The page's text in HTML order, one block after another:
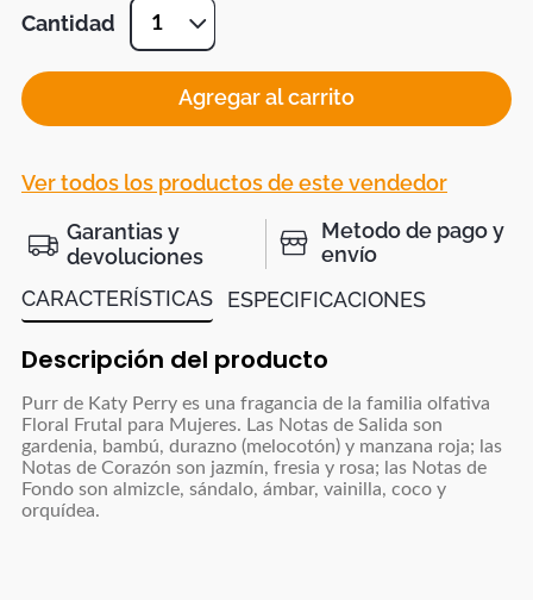
Cantidad 1
Agregar al carrito
Ver todos los productos de este vendedor
Garantias y
devoluciones
Metodo de pago y
envío
CARACTERÍSTICAS
ESPECIFICACIONES
Descripción del producto
Purr de Katy Perry es una fragancia de la familia olfativa
Floral Frutal para Mujeres. Las Notas de Salida son
gardenia, bambú, durazno (melocotón) y manzana roja; las
Notas de Corazón son jazmín, fresia y rosa; las Notas de
Fondo son almizcle, sándalo, ámbar, vainilla, coco y
orquídea.